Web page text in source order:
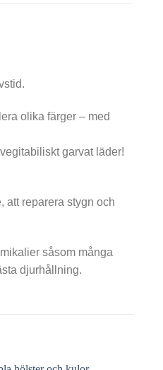
olika färger – med
garvat läder!
att reparera stygn och
såsom många
djurhållning.